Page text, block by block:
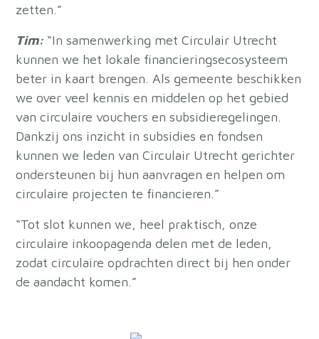
zetten.”
Tim: “In samenwerking met Circulair Utrecht
kunnen we het lokale financieringsecosysteem
beter in kaart brengen. Als gemeente beschikken
we over veel kennis en middelen op het gebied
van circulaire vouchers en subsidieregelingen.
Dankzij ons inzicht in subsidies en fondsen
kunnen we leden van Circulair Utrecht gerichter
ondersteunen bij hun aanvragen en helpen om
circulaire projecten te financieren.”
“Tot slot kunnen we, heel praktisch, onze
circulaire inkoopagenda delen met de leden,
zodat circulaire opdrachten direct bij hen onder
de aandacht komen.”